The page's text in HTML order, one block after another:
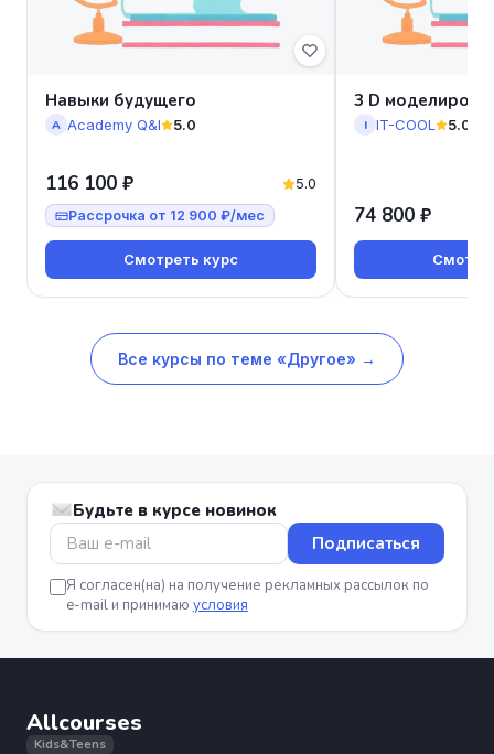
Навыки будущего
A Academy Q&I 5.0
116 100 ₽ 5.0
Рассрочка от 12 900 ₽/мес
Смотреть курс
3 D
I IT-COOL 5.0
74 800 ₽
Все курсы по теме «Другое» →
Будьте в курсе новинок
Подписаться
Я согласен(на) на получение рекламных рассылок по
e-mail и принимаю условия
Allcourses
Kids&Teens